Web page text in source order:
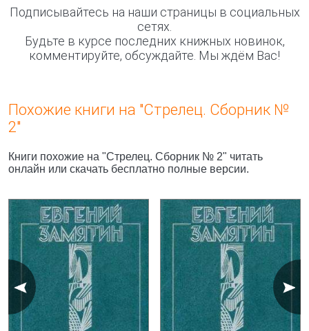
Подписывайтесь на наши страницы в социальных
сетях.
Будьте в курсе последних книжных новинок,
комментируйте, обсуждайте. Мы ждём Вас!
Похожие книги на "Стрелец. Сборник №
2"
Книги похожие на "Стрелец. Сборник № 2" читать
онлайн или скачать бесплатно полные версии.